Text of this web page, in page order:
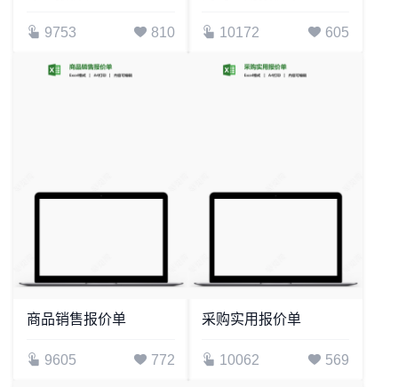
9753 810 10172 605
商品销售报价单
9605 772
采购实用报价单
10062 569